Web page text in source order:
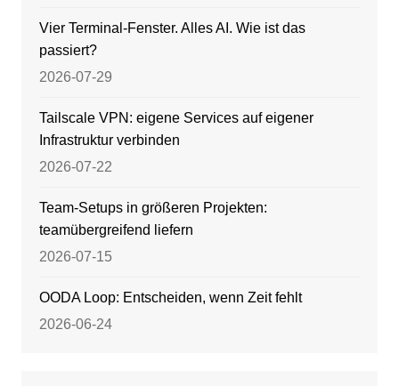
Vier Terminal-Fenster. Alles AI. Wie ist das
passiert?
2026-07-29
Tailscale VPN: eigene Services auf eigener
Infrastruktur verbinden
2026-07-22
Team-Setups in größeren Projekten:
teamübergreifend liefern
2026-07-15
OODA Loop: Entscheiden, wenn Zeit fehlt
2026-06-24